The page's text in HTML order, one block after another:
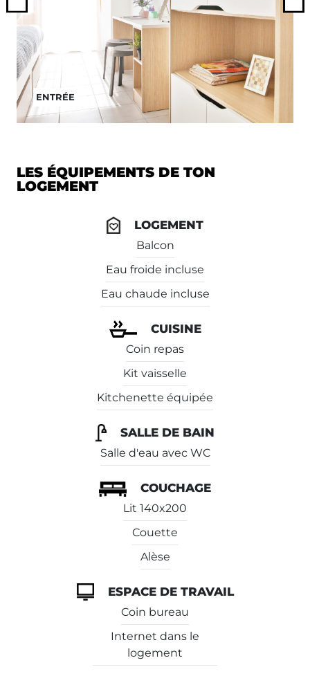
ENTRÉE
Previous
LES ÉQUIPEMENTS DE TON
LOGEMENT
LOGEMENT
Balcon
Eau froide incluse
Eau chaude incluse
CUISINE
Coin repas
Kit vaisselle
Kitchenette équipée
SALLE DE BAIN
Salle d'eau avec WC
COUCHAGE
Lit 140x200
Couette
Alèse
ESPACE DE TRAVAIL
Coin bureau
Internet dans le
logement